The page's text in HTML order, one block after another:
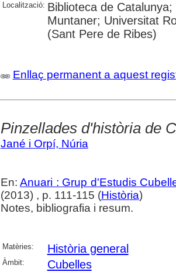
Localització: Biblioteca de
Muntaner; Universitat
(Sant Pere de Ribes)
Enllaç permanent a aquest
Pinzellades d'història de
Jané i Orpí, Núria
En:Anuari : Grup d'Estudis
(2013) , p. 111-115 (Història)
Notes, bibliografia i resum.
Matèries: Història general
Àmbit: Cubelles